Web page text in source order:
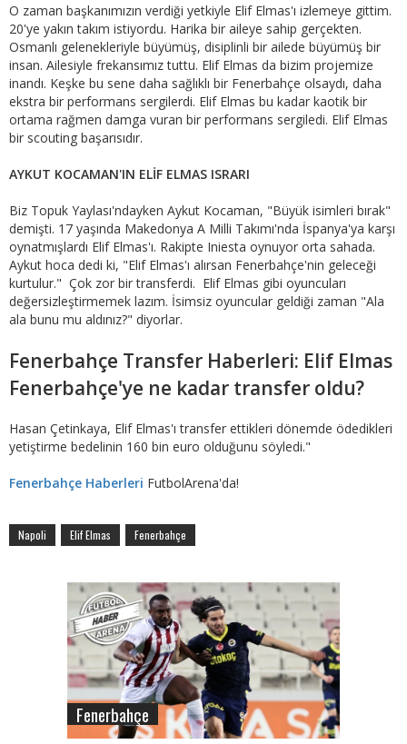
O zaman başkanımızın verdiği yetkiyle Elif Elmas'ı izlemeye gittim.
20'ye yakın takım istiyordu. Harika bir aileye sahip gerçekten.
Osmanlı gelenekleriyle büyümüş, disiplinli bir ailede büyümüş bir
insan. Ailesiyle frekansımız tuttu. Elif Elmas da bizim projemize
inandı. Keşke bu sene daha sağlıklı bir Fenerbahçe olsaydı, daha
ekstra bir performans sergilerdi. Elif Elmas bu kadar kaotik bir
ortama rağmen damga vuran bir performans sergiledi. Elif Elmas
bir scouting başarısıdır.
AYKUT KOCAMAN'IN ELİF ELMAS ISRARI
Biz Topuk Yaylası'ndayken Aykut Kocaman, "Büyük isimleri bırak"
demişti. 17 yaşında Makedonya A Milli Takımı'nda İspanya'ya karşı
oynatmışlardı Elif Elmas'ı. Rakipte Iniesta oynuyor orta sahada.
Aykut hoca dedi ki, "Elif Elmas'ı alırsan Fenerbahçe'nin geleceği
kurtulur." Çok zor bir transferdi. Elif Elmas gibi oyuncuları
değersizleştirmemek lazım. İsimsiz oyuncular geldiği zaman "Ala
ala bunu mu aldınız?" diyorlar.
Fenerbahçe Transfer Haberleri: Elif Elmas
Fenerbahçe'ye ne kadar transfer oldu?
Hasan Çetinkaya, Elif Elmas'ı transfer ettikleri dönemde ödedikleri
yetiştirme bedelinin 160 bin euro olduğunu söyledi."
Fenerbahçe Haberleri FutbolArena'da!
Napoli Elif Elmas Fenerbahçe
Fenerbahçe